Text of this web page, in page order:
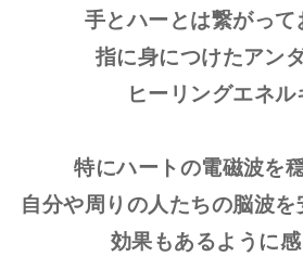
手とハーとは繋がって
指に身につけたアン
ヒーリングエネル
特にハートの電磁波を
自分や周りの人たちの脳波
効果もあるように